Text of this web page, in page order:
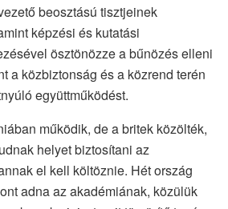
beosztású tisztjeinek
képzési és kutatási
ösztönözze a bűnözés elleni
a közbiztonság és a közrend terén
együttműködést.
működik, de a britek közölték,
helyet biztosítani az
el kell költöznie. Hét ország
adna az akadémiának, közülük